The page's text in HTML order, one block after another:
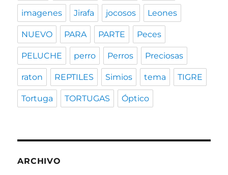
imagenes Jirafa jocosos Leones
NUEVO PARA PARTE Peces
PELUCHE perro Perros Preciosas
raton REPTILES Simios tema TIGRE
Tortuga TORTUGAS Óptico
ARCHIVO